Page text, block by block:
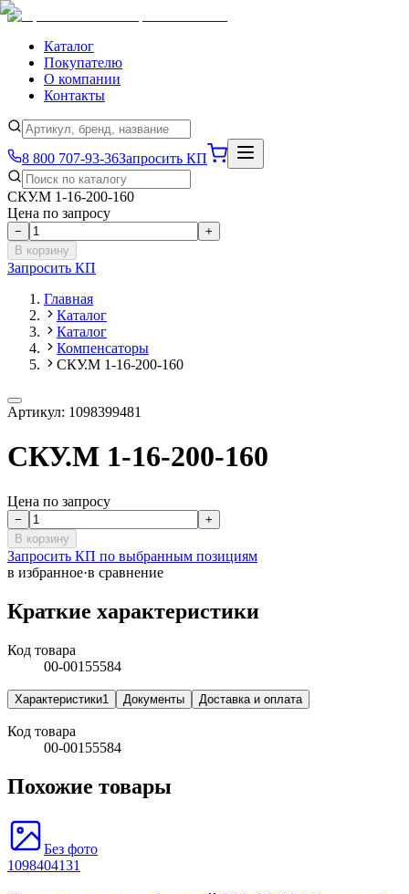
Каталог
Покупателю
О компании
Контакты
8 800 707-93-36Запросить КП
СКУ.М 1-16-200-160
Цена по запросу
−
+
В корзину
Запросить КП
Главная
Каталог
Каталог
Компенсаторы
СКУ.М 1-16-200-160
Артикул: 1098399481
СКУ.М 1-16-200-160
Цена по запросу
−
+
В корзину
Запросить КП по выбранным позициям
в избранное·в сравнение
Краткие характеристики
Код товара
00-00155584
Характеристики1 Документы Доставка и оплата
Код товара
00-00155584
Похожие товары
Без фото
1098404131